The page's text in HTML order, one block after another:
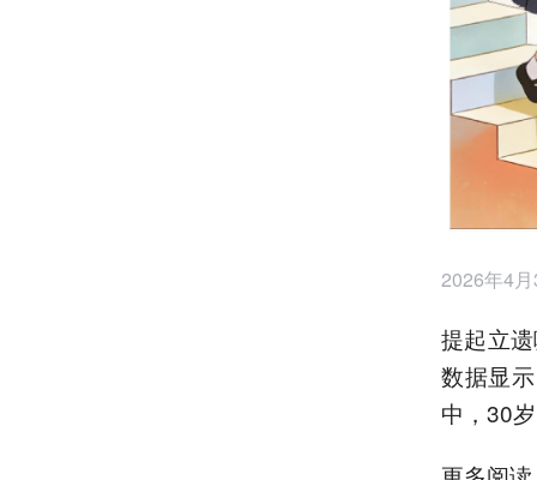
2026年4
提起立
数据显
中，30